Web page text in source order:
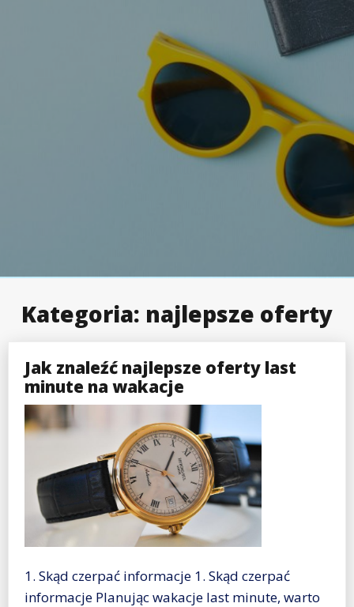
Kategoria: najlepsze oferty
Jak znaleźć najlepsze oferty last
minute na wakacje
1. Skąd czerpać informacje 1. Skąd czerpać
informacje Planując wakacje last minute, warto